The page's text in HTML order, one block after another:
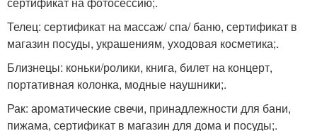
Телец: сертификат на массаж/ спа/ баню, сертификат в
магазин посуды, украшениям, уходовая косметика;.
Близнецы: коньки/ролики, книга, билет на концерт,
портативная колонка, модные наушники;.
Рак: ароматические свечи, принадлежности для бани,
пижама, сертификат в магазин для дома и посуды;.